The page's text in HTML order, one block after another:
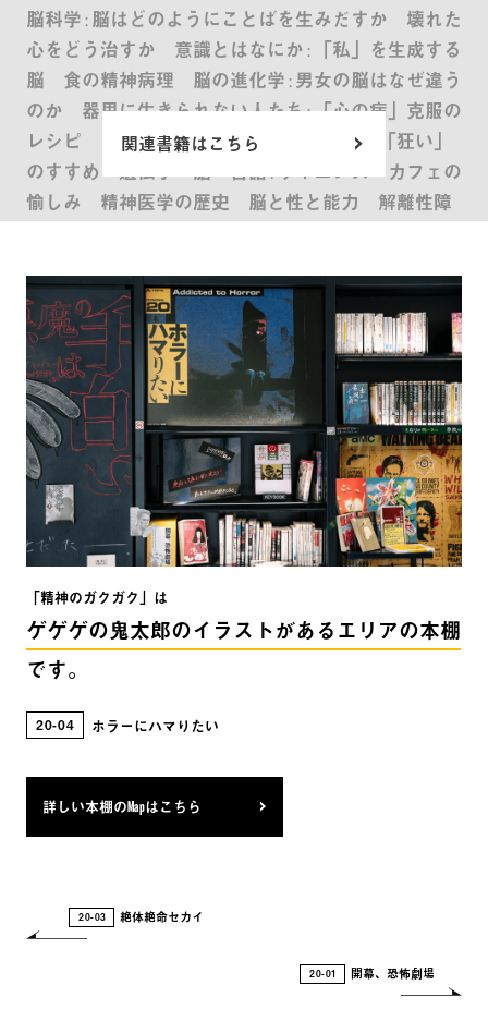
関連書籍はこちら
脳科学 : 脳はどのようにことばを生みだすか 壊れた
心をどう治すか 意識とはなにか : 「私」を生成する
脳 食の精神病理 脳の進化学 : 男女の脳はなぜ違う
のか 器用に生きられない人たち : 「心の病」克服の
レシピ ヒトはなぜペットを食べないか 「狂い」
のすすめ 遺伝子・脳・言語 : サイエンス・カフェの
愉しみ 精神医学の歴史 脳と性と能力 解離性障
害 : 「うしろに誰かいる」の精神病理 脳研究の最前
知と進化 モーツァルトが求め続けた「脳内物
質」 心の脳科学 : 「わたし」は脳から生まれる 暴
走する脳科学 : 哲学・倫理学からの批判的検討 双極
性障害 : 躁うつ病への対処と治療 境界性パーソナリ
ティ障害 ビジネスマンの精神科 智恵子抄の光
景 統合失調症 : その新たなる事実 なぜ、脳はiPad
にハマるのか? : 脳力を最大限に引き出す使い方レッ
スン 心の病 : 回復への道 脳科学の教科書 ミシェ
ル・フーコー : 近代を裏から読む 精神医学とナチズ
ム : 裁かれるユング、ハイデガー 不眠とうつ病 健
全な肉体に狂気は宿る : 生きづらさの正体 ルポ妻が
心を病みました ストレスと適応障害 : つらい時期を
乗り越える技術 眠れぬ夜の精神科 : 医師と患者20の
対話 精神医療に葬られた人びと : 潜入ルポ社会的入
院 問題は、躁なんです : 正常と異常のあいだ うつ
と気分障害 脳科学は「愛と性の正体」をここまで
解いた : 人を愛するとき、脳内では何が起きているの
か? 脳は、あなたにウソをつく : 脳科学が「あなた
の不思議体験」の謎を解く 脳 (ブレイン) バンク :
が肝心 : 早期発見、早期治療の最新ガイド 異常とは
世紀末文学選 メリメ怪奇小説選 精神疾患とパー
「精神のガクガク」は
ゲゲゲの鬼太郎のイラストがあるエリアの本棚
です。
20 04 ホラーにハマりたい
詳しい本棚のMapはこちら
20-03 絶体絶命セカイ
20-01 開幕、恐怖劇場